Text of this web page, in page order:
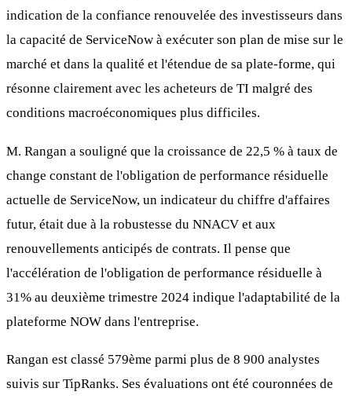
indication de la confiance renouvelée des investisseurs dans
la capacité de ServiceNow à exécuter son plan de mise sur le
marché et dans la qualité et l'étendue de sa plate-forme, qui
résonne clairement avec les acheteurs de TI malgré des
conditions macroéconomiques plus difficiles.
M. Rangan a souligné que la croissance de 22,5 % à taux de
change constant de l'obligation de performance résiduelle
actuelle de ServiceNow, un indicateur du chiffre d'affaires
futur, était due à la robustesse du NNACV et aux
renouvellements anticipés de contrats. Il pense que
l'accélération de l'obligation de performance résiduelle à
31% au deuxième trimestre 2024 indique l'adaptabilité de la
plateforme NOW dans l'entreprise.
Rangan est classé 579ème parmi plus de 8 900 analystes
suivis sur TipRanks. Ses évaluations ont été couronnées de